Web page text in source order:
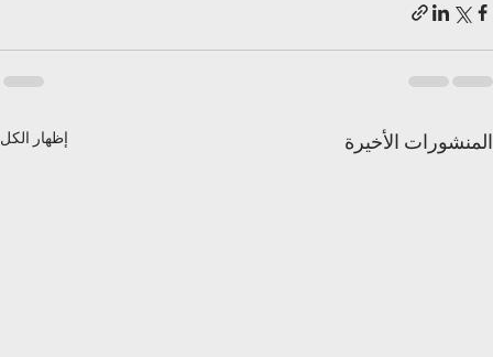
المنشورات الأخيرة إظهار الكل